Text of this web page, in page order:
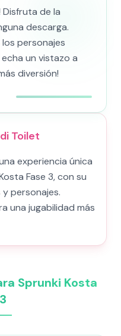
Disfruta de la
descarga.
personajes
echa un vistazo a
diversión!
Toilet
experiencia única
Fase 3, con su
personajes.
una jugabilidad más
Sprunki Kosta